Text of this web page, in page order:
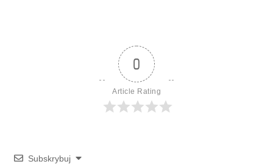
0
Article Rating
Subskrybuj